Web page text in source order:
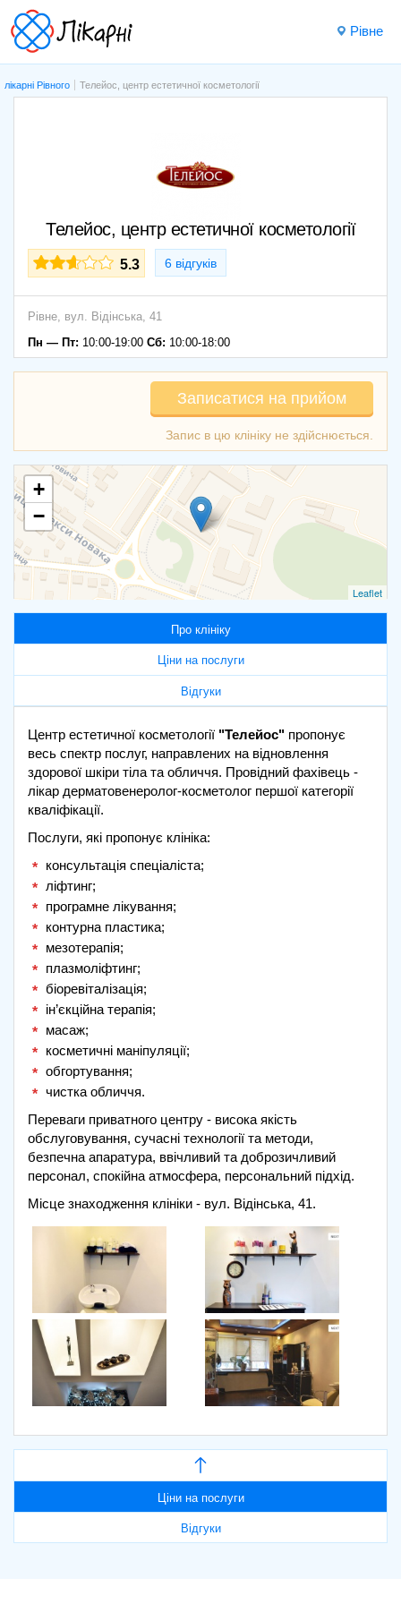
Рівне
лікарні Рівного Телейос, центр естетичної косметології
Телейос, центр естетичної косметології
5.3 6 відгуків
Рівне, вул. Відінська, 41
Пн — Пт: 10:00-19:00 Сб: 10:00-18:00
Записатися на прийом
+
−
Leaflet
Про клініку
Ціни на послуги
Відгуки
Центр естетичної косметології "Телейос" пропонує
весь спектр послуг, направлених на відновлення
здорової шкіри тіла та обличчя. Провідний фахівець -
лікар дерматовенеролог-косметолог першої категорії
кваліфікації.
Послуги, які пропонує клініка:
консультація спеціаліста;
ліфтинг;
програмне лікування;
контурна пластика;
мезотерапія;
плазмоліфтинг;
біоревіталізація;
ін’єкційна терапія;
масаж;
косметичні маніпуляції;
обгортування;
чистка обличчя.
Переваги приватного центру - висока якість
обслуговування, сучасні технології та методи,
безпечна апаратура, ввічливий та доброзичливий
персонал, спокійна атмосфера, персональний підхід.
Місце знаходження клініки - вул. Відінська, 41.
Ціни на послуги
Відгуки